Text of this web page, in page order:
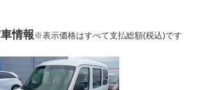
情報※表示価格はすべて支払総額(税込)です